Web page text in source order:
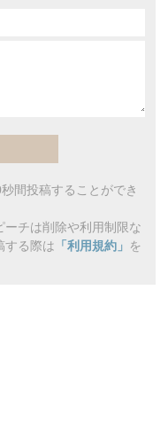
間投稿することができ
チは削除や利用制限な
する際は 「利用規約」 を